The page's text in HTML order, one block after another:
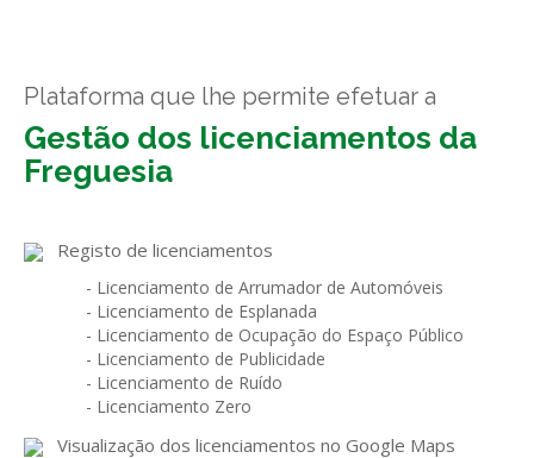
GESEscola
GESEstatística
GESFaturação
GESInventário
Submeter SAFT
Plataforma que lhe permite efetuar a
Gestão dos licenciamentos da
Freguesia
Registo de licenciamentos
- Licenciamento de Arrumador de Automóveis
- Licenciamento de Esplanada
- Licenciamento de Ocupação do Espaço Público
- Licenciamento de Publicidade
- Licenciamento de Ruído
- Licenciamento Zero
Visualização dos licenciamentos no Google Maps